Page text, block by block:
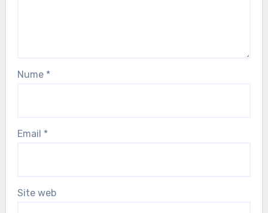
Nume *
Email *
Site web